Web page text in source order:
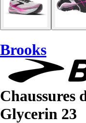
Brooks
Chaussures
Glycerin 23